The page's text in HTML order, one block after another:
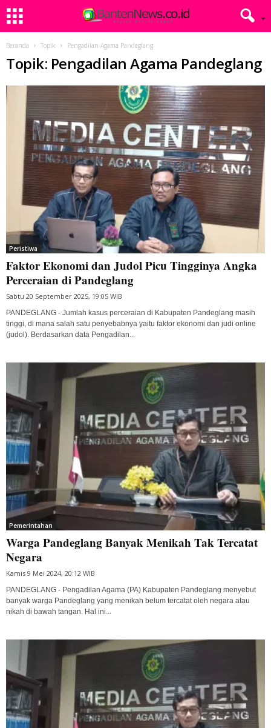
Beranda Topik Pengadilan Agama Pandeglang
Topik: Pengadilan Agama Pandeglang
Peristiwa
Faktor Ekonomi dan Judol Picu Tingginya Angka
Perceraian di Pandeglang
Sabtu 20 September 2025, 19:05 WIB
PANDEGLANG - Jumlah kasus perceraian di Kabupaten Pandeglang masih
tinggi, di mana salah satu penyebabnya yaitu faktor ekonomi dan judi online
(judol). Berdasarkan data Pengadilan...
Pemerintahan
Warga Pandeglang Banyak Menikah Tak Tercatat
Negara
Kamis 9 Mei 2024, 20:12 WIB
PANDEGLANG - Pengadilan Agama (PA) Kabupaten Pandeglang menyebut
banyak warga Pandeglang yang menikah belum tercatat oleh negara atau
nikah di bawah tangan. Hal ini...